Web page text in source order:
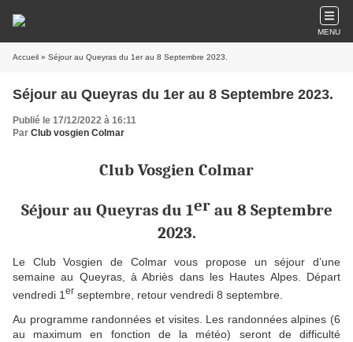
MENU
Accueil » Séjour au Queyras du 1er au 8 Septembre 2023.
Séjour au Queyras du 1er au 8 Septembre 2023.
Publié le 17/12/2022 à 16:11
Par Club vosgien Colmar
Club Vosgien Colmar
Séjour au Queyras du 1erau 8 Septembre
2023.
Le Club Vosgien de Colmar vous propose un séjour d’une
semaine au Queyras, à Abriès dans les Hautes Alpes. Départ
vendredi 1 er septembre, retour vendredi 8 septembre.
Au programme randonnées et visites. Les randonnées alpines (6
au maximum en fonction de la météo) seront de difficulté